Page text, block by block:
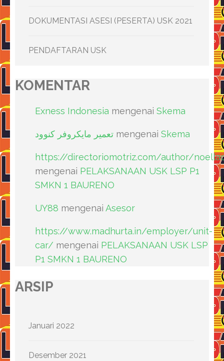
DOKUMENTASI ASESI (PESERTA) USK 2021
PENDAFTARAN USK
KOMENTAR
Exness Indonesia mengenai Skema
تعمیر مایکروفر کنوود mengenai Skema
https://directoriomotriz.com/author/
mengenai PELAKSANAAN USK LSP P1
SMKN 1 BAURENO
UY88 mengenai Asesor
https://www.madhurta.in/employer/unit-
car/ mengenai PELAKSANAAN USK LSP
P1 SMKN 1 BAURENO
ARSIP
Januari 2022
Desember 2021